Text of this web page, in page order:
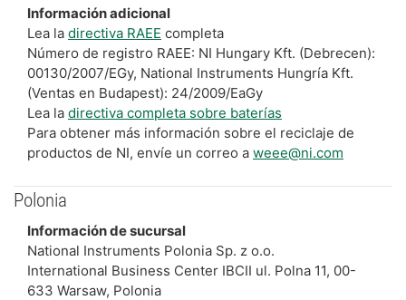
Información adicional
Lea la directiva RAEE completa
Número de registro RAEE: NI Hungary Kft. (Debrecen):
00130/2007/EGy, National Instruments Hungría Kft.
(Ventas en Budapest): 24/2009/EaGy
Lea la directiva completa sobre baterías
Para obtener más información sobre el reciclaje de
productos de NI, envíe un correo a weee@ni.com
Polonia
Información de sucursal
National Instruments Polonia Sp. z o.o.
International Business Center IBCII ul. Polna 11, 00-
633 Warsaw, Polonia